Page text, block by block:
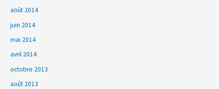
août 2014
juin 2014
mai 2014
avril 2014
octobre 2013
août 2013